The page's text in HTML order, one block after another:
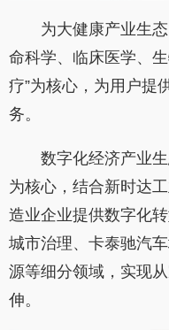
为大健康产业生
命科学、临床医学、
疗”为核心，为用户提
务。
数字化经济产业
为核心，结合新时达
造业企业提供数字化
城市治理、卡泰驰汽
源等细分领域，实现
伸。